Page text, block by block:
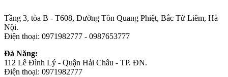
Tầng 3, tòa B - T608, Đường Tôn Quang Phiệt, Bắc Từ Liêm, Hà
Nội.
Điện thoại: 0971982777 - 0987653777
Đà Năng:
112 Lê Đình Lý - Quận Hải Châu - TP. ĐN.
Điện thoại: 0971982777